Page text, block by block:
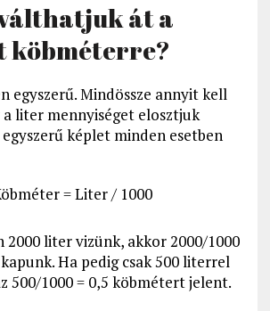
át a
köbméterre?
egyszerű. Mindössze annyit kell
liter mennyiséget elosztjuk
egyszerű képlet minden esetben
= Liter / 1000
2000 liter vizünk, akkor 2000/1000
Ha pedig csak 500 literrel
500/1000 = 0,5 köbmétert jelent.